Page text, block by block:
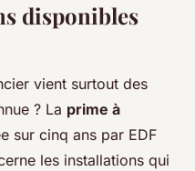
disponibles
vient surtout des
? La prime à
sur cinq ans par EDF
les installations qui